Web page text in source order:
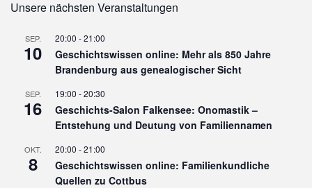
Unsere nächsten Veranstaltungen
SEP.
10
20:00 -21:00
Geschichtswissen online: Mehr als 850 Jahre
Brandenburg aus genealogischer Sicht
SEP.
16
19:00 -20:30
Geschichts-Salon Falkensee: Onomastik –
Entstehung und Deutung von Familiennamen
OKT.
8
20:00 -21:00
Geschichtswissen online: Familienkundliche
Quellen zu Cottbus